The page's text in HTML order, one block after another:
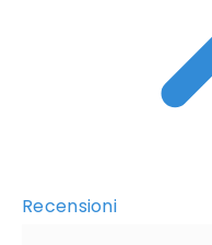
Recensioni